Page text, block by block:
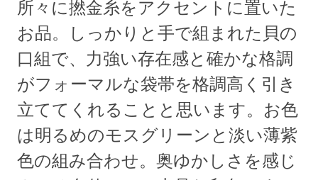
所々に撚金糸をアクセントに置いた
お品。しっかりと手で組まれた貝の
口組で、力強い存在感と確かな格調
がフォーマルな袋帯を格調高く引き
立ててくれることと思います。お色
は明るめのモスグリーンと淡い薄紫
色の組み合わせ。奥ゆかしさを感じ